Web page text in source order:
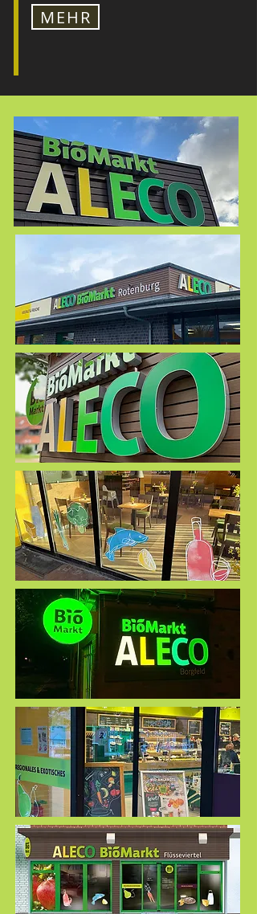
MEHR